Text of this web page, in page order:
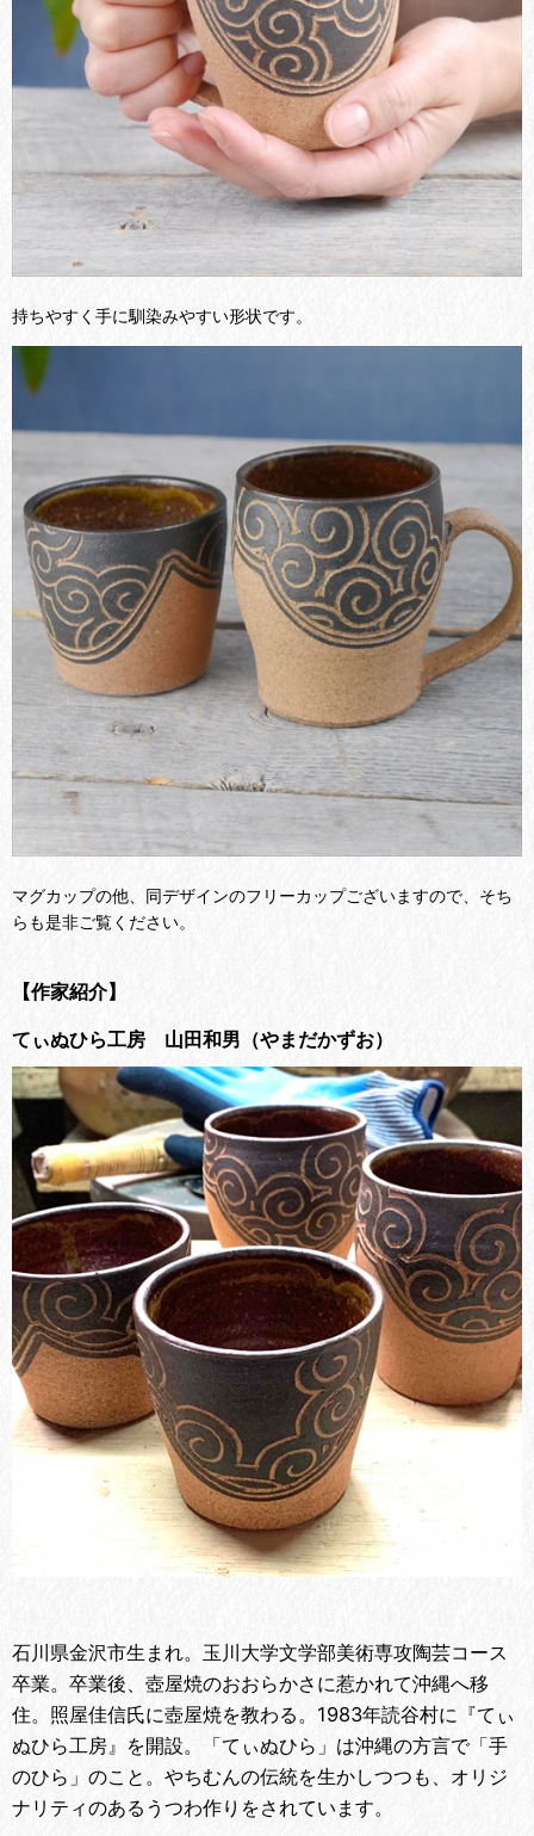
持ちやすく手に馴染みやすい形状です。
マグカップの他、同デザインのフリーカップございますので、そち
らも是非ご覧ください。
【作家紹介】
てぃぬひら工房 山田和男（やまだかずお）
石川県金沢市生まれ。玉川大学文学部美術専攻陶芸コース
卒業。 卒業後、 壺屋焼のおおらかさに惹かれて沖縄へ移
住。照屋佳信氏に壺屋焼を教わる。 1983年読谷村に『てぃ
ぬひら工房』を開設。「てぃぬひら」は沖縄の方言で「手
のひら」のこと。 やちむんの伝統を生かしつつも 、オリジ
ナリティのあるうつわ作りをされています。